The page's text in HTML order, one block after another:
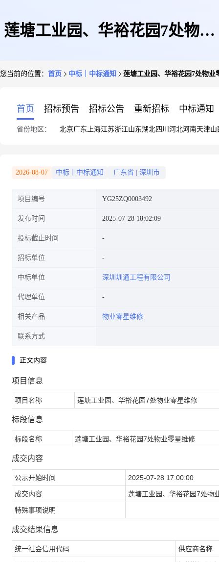
莲塘工业园、华裕花园7处物业
您当前的位置： 首页 中标｜中标通知 莲塘工业园、华裕花园7处物业
首页 招标预告 招标公告 重新招标 中标通知
省份地区： 北京广东 上海江苏浙江山东湖北四川 河北河南天津山
2026-08-07 中标｜中标通知 广东省 深圳市
项目编号 YG25ZQ0003492
发布时间 2025-07-28 18:02:09
投标截止时间
招标单位
中标单位 深圳圳通工程有限公司
代理单位
相关产品 物业零星维修
联系方式
正文内容
项目信息
项目名称 莲塘工业园、华裕花园7处物业零星维修
标段信息
标段名称 莲塘工业园、华裕花园7处物业零星维修
成交内容
公示开始时间 2025-07-28 17:00:00
成交内容 莲塘工业园、华裕花园7处物
特殊事项说明
成交结果信息
统一社会信用代码 供应商名称